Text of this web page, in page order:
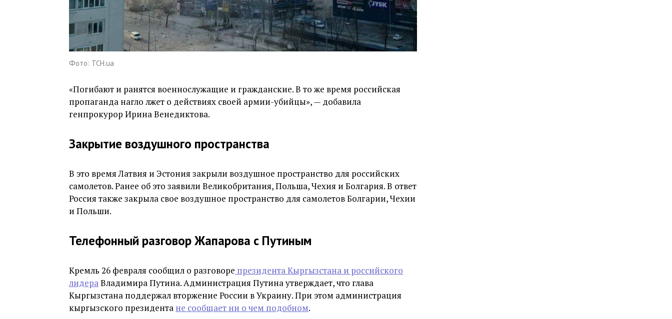
Фото: ТСН.ua
«Погибают и ранятся военнослужащие и гражданские. В то же время российская
пропаганда нагло лжет о действиях своей армии-убийцы», — добавила
генпрокурор Ирина Венедиктова.
Закрытие воздушного пространства
В это время Латвия и Эстония закрыли воздушное пространство для российских
самолетов. Ранее об это заявили Великобритания, Польша, Чехия и Болгария. В ответ
Россия также закрыла свое воздушное пространство для самолетов Болгарии, Чехии
и Польши.
Телефонный разговор Жапарова с Путиным
Кремль 26 февраля сообщил о разговоре президента Кыргызстана и российского
лидераВладимира Путина. Администрация Путина утверждает, что глава
Кыргызстана поддержал вторжение России в Украину. При этом администрация
кыргызского президента не сообщает ни о чем подобном.